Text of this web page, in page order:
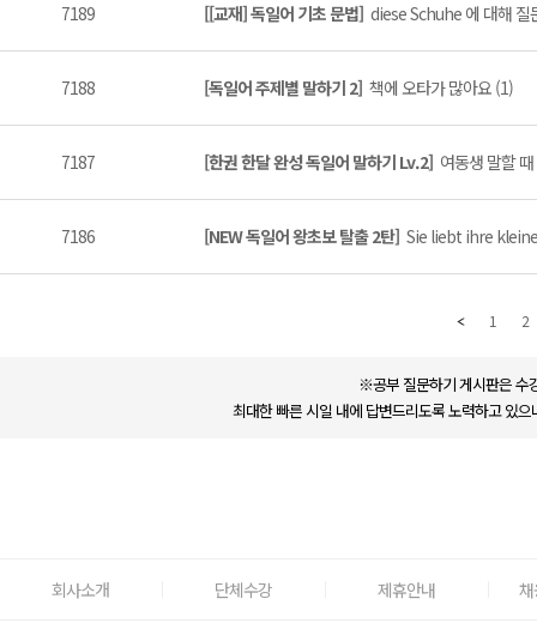
7189 [[교재] 독일어 기초 문법] diese Schuhe 에 대해 질
7188 [독일어 주제별 말하기 2] 책에 오타가 많아요 (1)
7187 [한권 한달 완성 독일어 말하기 Lv.2] 여동생 말할
7186 [NEW 독일어 왕초보 탈출 2탄] Sie liebt ihre
1 2
※공부 질문하기 게시판은 수
최대한 빠른 시일 내에 답변드리도록 노력하고 있
회사소개 단체수강 제휴안내